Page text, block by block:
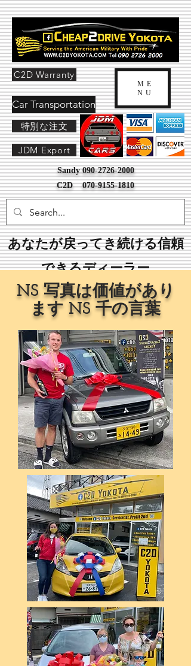
ME
NU
あなたが戻ってき続ける信頼
できるディーラー
特別な注文
Car Transportation
C2D Warranty
JDM Export
Sandy090-2726-2000
C2D070-9155-1810
NS 写真は価値があり
ます NS 千の言葉